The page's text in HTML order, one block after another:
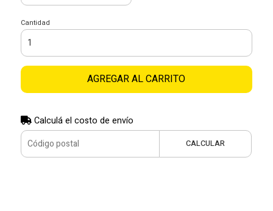
Cantidad
AGREGAR AL CARRITO
Calculá el costo de envío
CALCULAR